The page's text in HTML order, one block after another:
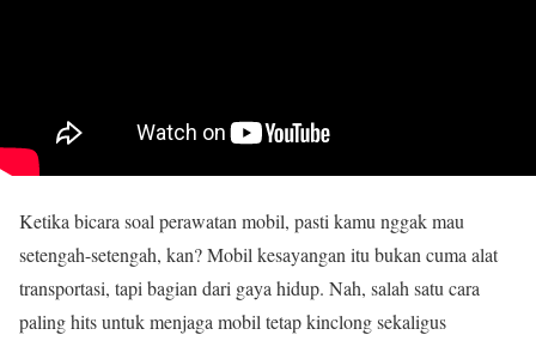
Ketika bicara soal perawatan mobil, pasti kamu nggak mau
setengah-setengah, kan? Mobil kesayangan itu bukan cuma alat
transportasi, tapi bagian dari gaya hidup. Nah, salah satu cara
paling hits untuk menjaga mobil tetap kinclong sekaligus